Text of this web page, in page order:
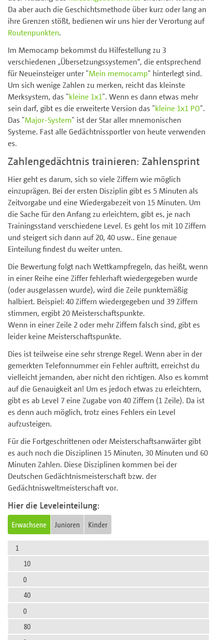
Da aber auch die Geschichtsmethode über kurz oder lang an
ihre Grenzen stößt, bedienen wir uns hier der Verortung auf
Routenpunkten.
Im Memocamp bekommst du Hilfestellung zu 3
verschiedenen „Übersetzungssystemen“, die entsprechend
für Neueinsteiger unter "Mein memocamp" hinterlegt sind.
Um sich wenige Zahlen zu merken, reicht das kleinste
Merksystem, das "kleine 1x1". Wenn es dann etwas mehr
sein darf, gibt es die erweiterte Version das "kleine 1x1 PO".
Das "Major-System" ist der Star aller mnemonischen
Systeme. Fast alle Gedächtnissportler von heute verwenden
es.
Zahlengedächtnis trainieren: Zahlensprint
Hier geht es darum, sich so viele Ziffern wie möglich
einzuprägen. Bei der ersten Disziplin gibt es 5 Minuten als
Zeitvorgabe und eine Wiedergabezeit von 15 Minuten. Um
die Sache für den Anfang zu erleichtern, gibt es, je nach
Trainingsstand verschiedene Level. Es geht los mit 10 Ziffern
und steigert sich dann auf 20, 40 usw.. Eine genaue
Einteilung findest du weiter unten.
Die Bewertung folgt nach Wettkampfregeln, das heißt, wenn
in einer Reihe eine Ziffer fehlerhaft wiedergegeben wurde
(oder ausgelassen wurde), wird die Zeile punktemäßig
halbiert. Beispiel: 40 Ziffern wiedergegeben und 39 Ziffern
stimmen, ergibt 20 Meisterschaftspunkte.
Wenn in einer Zeile 2 oder mehr Ziffern falsch sind, gibt es
leider keine Meisterschaftspunkte.
Dies ist teilweise eine sehr strenge Regel. Wenn aber in der
gemerkten Telefonnummer ein Fehler auftritt, erreichst du
vielleicht jemanden, aber nicht den richtigen. Also es kommt
auf die Genauigkeit an! Um es jedoch etwas zu erleichtern,
gibt es ab Level 7 eine Zugabe von 40 Ziffern (1 Zeile). Da ist
es denn auch möglich, trotz eines Fehlers ein Level
aufzusteigen.
Für die Fortgeschrittenen oder Meisterschaftsanwärter gibt
es auch noch die Disziplinen 15 Minuten, 30 Minuten und 60
Minuten Zahlen. Diese Disziplinen kommen bei der
Deutschen Gedächtnismeisterschaft bzw. der
Gedächtnisweltmeisterschaft vor.
Hier die Leveleinteilung:
Erwachsene Junioren Kinder
1
10
0
40
0
80